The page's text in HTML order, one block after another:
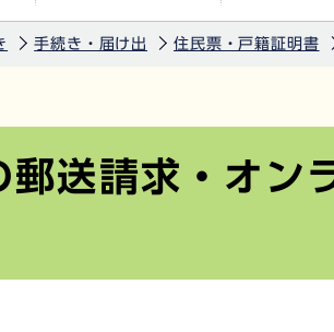
手続き・届け出 住民票・戸籍証明書
送請求・オン